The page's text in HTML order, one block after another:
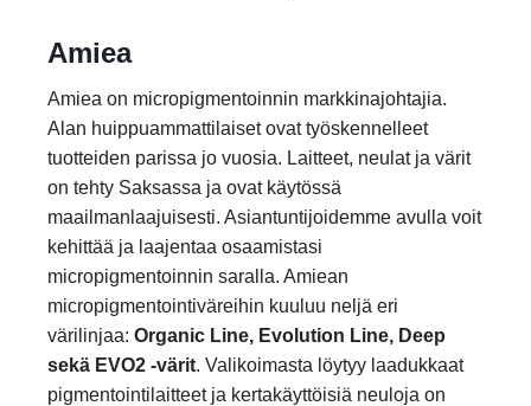
Amiea
Amiea on micropigmentoinnin markkinajohtajia.
Alan huippuammattilaiset ovat työskennelleet
tuotteiden parissa jo vuosia. Laitteet, neulat ja värit
on tehty Saksassa ja ovat käytössä
maailmanlaajuisesti. Asiantuntijoidemme avulla voit
kehittää ja laajentaa osaamistasi
micropigmentoinnin saralla. Amiean
micropigmentointiväreihin kuuluu neljä eri
värilinjaa: Organic Line, Evolution Line, Deep
sekä EVO2 -värit. Valikoimasta löytyy laadukkaat
pigmentointilaitteet ja kertakäyttöisiä neuloja on